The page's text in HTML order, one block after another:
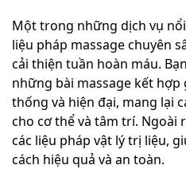
Một trong những dịch vụ
liệu pháp massage chuyên
cải thiện tuần hoàn máu.
những bài massage kết
thống và hiện đại, mang lại
cho cơ thể và tâm trí. Ngoài
các liệu pháp vật lý trị liệu,
cách hiệu quả và an toàn.